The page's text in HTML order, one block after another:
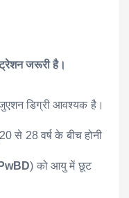
जरूरी है।
डिग्री आवश्यक है।
से 28 वर्ष के बीच होनी
) को आयु में छूट